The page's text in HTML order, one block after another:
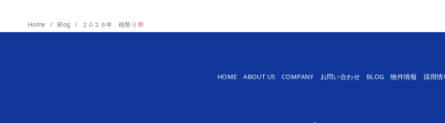
Home Blog ２０２６年 桜祭り
HOME ABOUT US COMPANY お問い合わせ BLOG 物件情報 採用情